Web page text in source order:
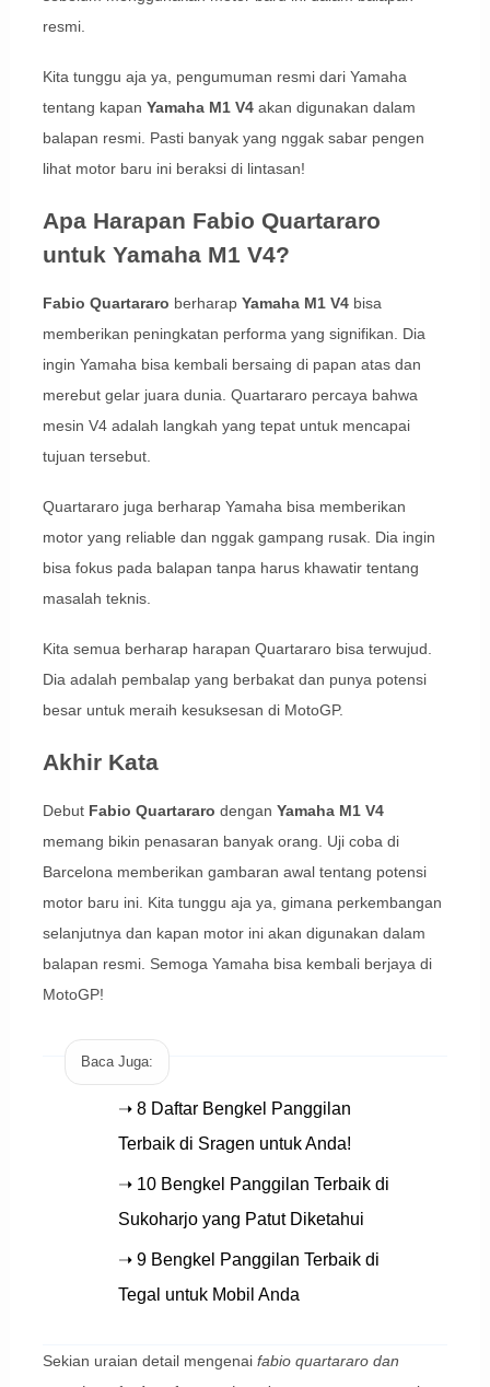
resmi.
Kita tunggu aja ya, pengumuman resmi dari Yamaha
tentang kapan Yamaha M1 V4akan digunakan dalam
balapan resmi. Pasti banyak yang nggak sabar pengen
lihat motor baru ini beraksi di lintasan!
Apa Harapan Fabio Quartararo
untuk Yamaha M1 V4?
Fabio Quartararo berharap Yamaha M1 V4bisa
memberikan peningkatan performa yang signifikan. Dia
ingin Yamaha bisa kembali bersaing di papan atas dan
merebut gelar juara dunia. Quartararo percaya bahwa
mesin V4 adalah langkah yang tepat untuk mencapai
tujuan tersebut.
Quartararo juga berharap Yamaha bisa memberikan
motor yang reliable dan nggak gampang rusak. Dia ingin
bisa fokus pada balapan tanpa harus khawatir tentang
masalah teknis.
Kita semua berharap harapan Quartararo bisa terwujud.
Dia adalah pembalap yang berbakat dan punya potensi
besar untuk meraih kesuksesan di MotoGP.
Akhir Kata
Debut Fabio Quartararo dengan Yamaha M1 V4
memang bikin penasaran banyak orang. Uji coba di
Barcelona memberikan gambaran awal tentang potensi
motor baru ini. Kita tunggu aja ya, gimana perkembangan
selanjutnya dan kapan motor ini akan digunakan dalam
balapan resmi. Semoga Yamaha bisa kembali berjaya di
MotoGP!
Baca Juga:
➝ 8 Daftar Bengkel Panggilan
Terbaik di Sragen untuk Anda!
➝ 10 Bengkel Panggilan Terbaik di
Sukoharjo yang Patut Diketahui
➝ 9 Bengkel Panggilan Terbaik di
Tegal untuk Mobil Anda
Sekian uraian detail mengenai fabio quartararo dan